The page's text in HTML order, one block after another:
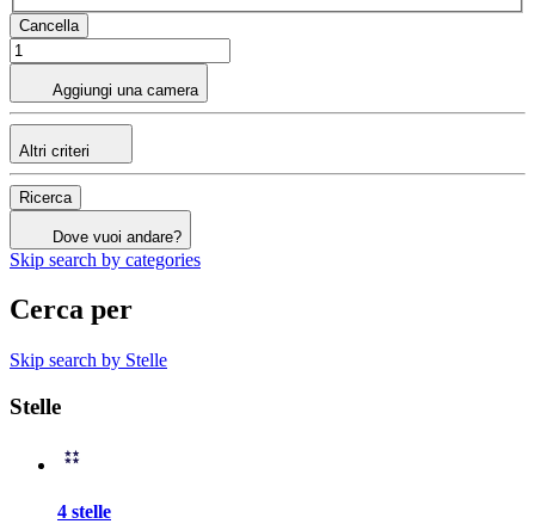
Cancella
Aggiungi una camera
Altri criteri
Ricerca
Dove vuoi andare?
Skip search by categories
Cerca per
Skip search by Stelle
Stelle
4 stelle